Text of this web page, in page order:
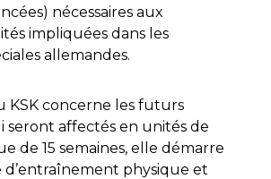
nécessaires aux
impliquées dans les
allemandes.
KSK concerne les futurs
seront affectés en unités de
de 15 semaines, elle démarre
d’entraînement physique et